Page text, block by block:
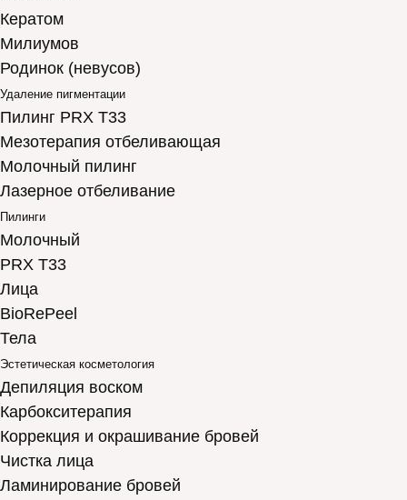
Кератом
Милиумов
Родинок (невусов)
Удаление пигментации
Пилинг PRX T33
Мезотерапия отбеливающая
Молочный пилинг
Лазерное отбеливание
Пилинги
Молочный
PRX T33
Лица
BioRePeel
Тела
Эстетическая косметология
Депиляция воском
Карбокситерапия
Коррекция и окрашивание бровей
Чистка лица
Ламинирование бровей